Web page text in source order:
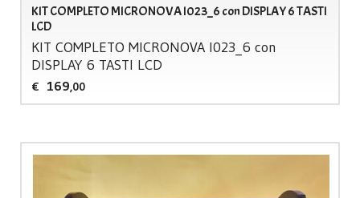
KIT COMPLETO MICRONOVA I023_6 con DISPLAY 6 TASTI
LCD
KIT COMPLETO MICRONOVAI023_6 con
DISPLAY6 TASTI LCD
€ 169,00